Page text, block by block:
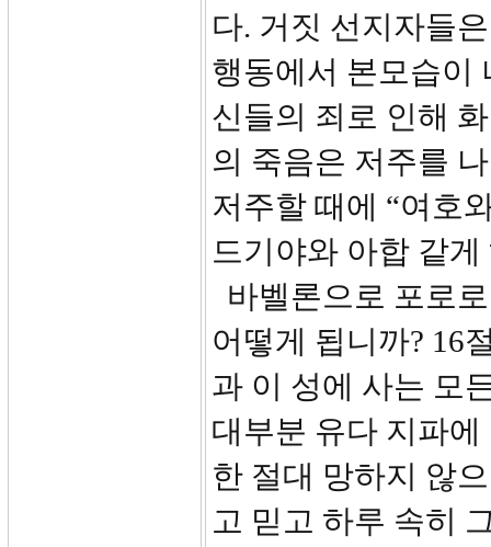
다. 거짓 선지자들
행동에서 본모습이
신들의 죄로 인해
의 죽음은 저주를
저주할 때에 “여호
드기야와 아합 같
바벨론으로 포로
어떻게 됩니까? 16
과 이 성에 사는 모
대부분 유다 지파
한 절대 망하지 않
고 믿고 하루 속히